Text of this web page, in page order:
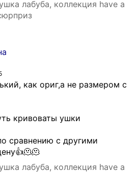
лабуба, коллекция have a
как ориг,а не размером с
кривоваты ушки
сравнению с другими
лабуба, коллекция have a